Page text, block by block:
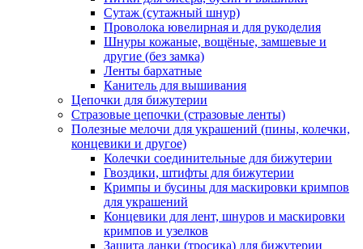
Сутаж (сутажный шнур)
Проволока ювелирная и для рукоделия
Шнуры кожаные, вощёные, замшевые и
другие (без замка)
Ленты бархатные
Канитель для вышивания
Цепочки для бижутерии
Стразовые цепочки (стразовые ленты)
Полезные мелочи для украшений (пины, колечки,
концевики и другое)
Колечки соединительные для бижутерии
Гвоздики, штифты для бижутерии
Кримпы и бусины для маскировки кримпов
для украшений
Концевики для лент, шнуров и маскировки
кримпов и узелков
Защита ланки (тросика) для бижутерии